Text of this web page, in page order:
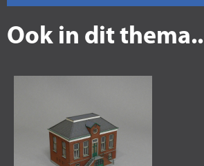
Ook in dit thema..